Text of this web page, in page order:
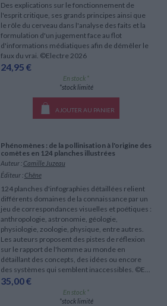
Des explications sur le fonctionnement de
l'esprit critique, ses grands principes ainsi que
le rôle du cerveau dans l'analyse des faits et la
formulation d'un jugement face au flot
d'informations médiatiques afin de démêler le
faux du vrai. ©Electre 2026
24,95 €
En stock *
*stock limité
AJOUTER AU PANIER
Phénomènes : de la pollinisation à l'origine des
comètes en 124 planches illustrées
Auteur : Camille Juzeau
Éditeur : Chêne
124 planches d'infographies détaillées relient
différents domaines de la connaissance par un
jeu de correspondances visuelles et poétiques :
anthropologie, astronomie, géologie,
physiologie, zoologie, physique, entre autres.
Les auteurs proposent des pistes de réflexion
sur le rapport de l'homme au monde en
détaillant des concepts, des idées ou encore
des systèmes qui semblent inaccessibles. ©E...
35,00 €
En stock *
*stock limité